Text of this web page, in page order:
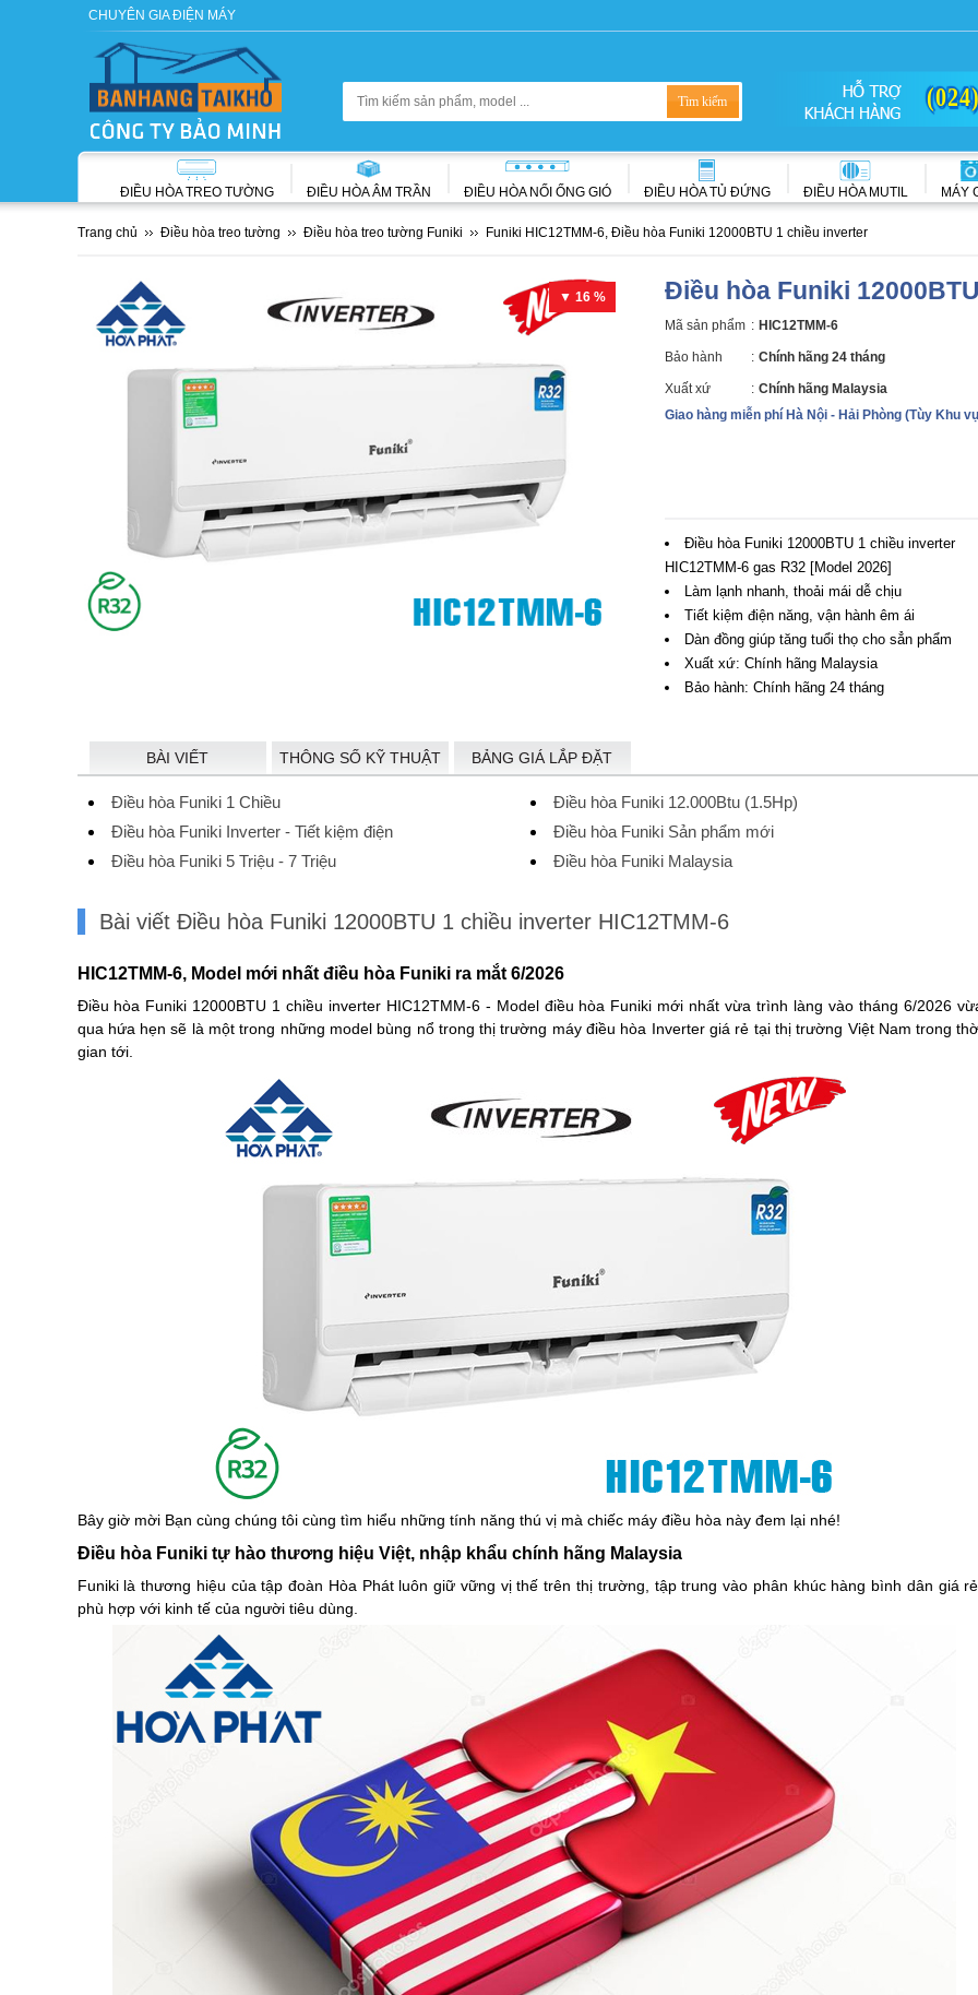
CHUYÊN GIA ĐIỆN MÁY
ĐIỀU HÒA TREO TƯỜNG ĐIỀU HÒA ÂM TRẦN ĐIỀU HÒA NỐI ỐNG GIÓ ĐIỀU HÒA TỦ ĐỨNG ĐIỀU HÒA MUTIL MÁY
Trang chủ Điều hòa treo tường Điều hòa treo tường Funiki Funiki HIC12TMM-6, Điều hòa Funiki 12000BTU 1 chiều inverter
▼ 16 % Điều hòa Funiki
Mã sản phẩm : HIC12TMM-6
Bảo hành : Chính hãng 24 tháng
Xuất xứ : Chính hãng Malaysia
Giao hàng miễn phí Hà Nội - Hải Phòng (Tùy Khu
Điều hòa Funiki 12000BTU 1 chiều inverter
HIC12TMM-6 gas R32 [Model 2026]
Làm lạnh nhanh, thoải mái dễ chịu
Tiết kiệm điện năng, vận hành êm ái
Dàn đồng giúp tăng tuổi thọ cho sẳn phẩm
Xuất xứ: Chính hãng Malaysia
Bảo hành: Chính hãng 24 tháng
BÀI VIẾT THÔNG SỐ KỸ THUẬT BẢNG GIÁ LẮP ĐẶT
Điều hòa Funiki 1 Chiều
Điều hòa Funiki 12.000Btu (1.5Hp)
Điều hòa Funiki Inverter - Tiết kiệm điện
Điều hòa Funiki Sản phẩm mới
Điều hòa Funiki 5 Triệu - 7 Triệu
Điều hòa Funiki Malaysia
Bài viết Điều hòa Funiki 12000BTU 1 chiều inverter HIC12TMM-6
HIC12TMM-6, Model mới nhất điều hòa Funiki ra mắt 6/2026
Điều hòa Funiki 12000BTU 1 chiều inverter HIC12TMM-6 - Model điều hòa Funiki mới nhất vừa trình làng vào tháng 6/2026
qua hứa hẹn sẽ là một trong những model bùng nổ trong thị trường máy điều hòa Inverter giá rẻ tại thị trường Việt Nam trong
gian tới.
Bây giờ mời Bạn cùng chúng tôi cùng tìm hiểu những tính năng thú vị mà chiếc máy điều hòa này đem lại nhé!
Điều hòa Funiki tự hào thương hiệu Việt, nhập khẩu chính hãng Malaysia
Funiki là thương hiệu của tập đoàn Hòa Phát luôn giữ vững vị thế trên thị trường, tập trung vào phân khúc hàng bình dân giá rẻ,
phù hợp với kinh tế của người tiêu dùng.